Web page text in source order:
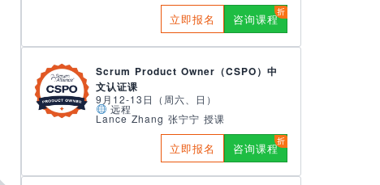
立即报名 咨询课程
Scrum Product Owner（CSPO）中
文认证课
9月12-13日（周六、日）
远程
Lance Zhang 张宁宁 授课
立即报名 咨询课程